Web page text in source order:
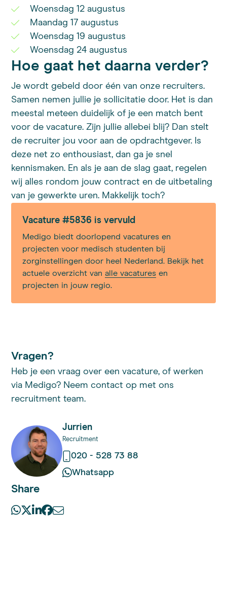
Woensdag 12 augustus
Maandag 17 augustus
Woensdag 19 augustus
Woensdag 24 augustus
Hoe gaat het daarna verder?
Je wordt gebeld door één van onze recruiters.
Samen nemen jullie je sollicitatie door. Het is dan
meestal meteen duidelijk of je een match bent
voor de vacature. Zijn jullie allebei blij? Dan stelt
de recruiter jou voor aan de opdrachtgever. Is
deze net zo enthousiast, dan ga je snel
kennismaken. En als je aan de slag gaat, regelen
wij alles rondom jouw contract en de uitbetaling
van je gewerkte uren. Makkelijk toch?
Vacature #5836 is vervuld
Medigo biedt doorlopend vacatures en
projecten voor medisch studenten bij
zorginstellingen door heel Nederland. Bekijk het
actuele overzicht vanalle vacatures en
projecten in jouw regio.
Vragen?
Heb je een vraag over een vacature, of werken
via Medigo? Neem contact op met ons
recruitment team.
Jurrien
Recruitment
020 - 528 73 88
Whatsapp
Share